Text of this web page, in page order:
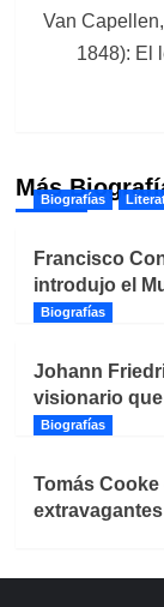
Van
1848): El
MásBiografías
Francisco
introdujo el
Biografías
Johann
visionario
Biografías
Tomás